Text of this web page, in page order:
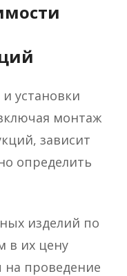
установки
монтаж
зависит
определить
изделий по
в их цену
на проведение